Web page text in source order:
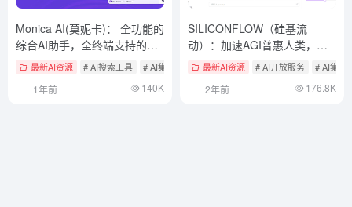
Monica AI(莫妮卡)： 全功能的
综合AI助手，全终端支持的AI
助手最新AI资源 # AI搜索工具 # AI集成多模型对话平台 # 浏览器AI助手
1年前 140K
SILICONFLOW（硅基流
动）：加速AGI普惠人类，集
成免费大模型接口
最新AI资源 # AI开放服务 # AI集成
2年前 176.8K